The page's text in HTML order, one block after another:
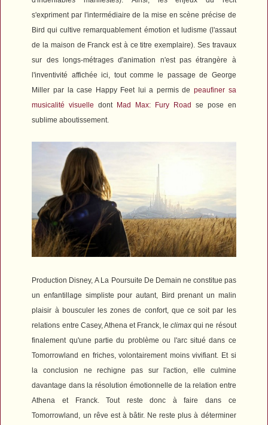
s'expriment par l'intermédiaire de la mise en scène précise de
Bird qui cultive remarquablement émotion et ludisme (l'assaut
de la maison de Franck est à ce titre exemplaire). Ses travaux
sur des longs-métrages d'animation n'est pas étrangère à
l'inventivité affichée ici, tout comme le passage de George
Miller par la case Happy Feet lui a permis depeaufiner sa
musicalité visuelle dont Mad Max: Fury Road se pose en
sublime aboutissement.
Production Disney,A La Poursuite De Demain ne constitue pas
un enfantillage simpliste pour autant, Bird prenant un malin
plaisir à bousculer les zones de confort, que ce soit par les
relations entre Casey, Athena et Franck, leclimax qui ne résout
finalement qu'une partie du problème ou l'arc situé dans ce
Tomorrowland en friches, volontairement moins vivifiant. Et si
la conclusion ne rechigne pas sur l'action, elle culmine
davantage dans la résolution émotionnelle de la relation entre
Athena et Franck. Tout reste donc à faire dans ce
Tomorrowland, un rêve est à bâtir. Ne reste plus à déterminer